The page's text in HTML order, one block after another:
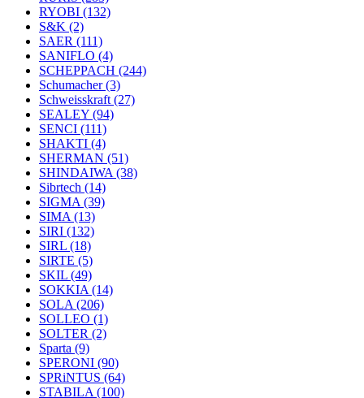
RYOBI (132)
S&K (2)
SAER (111)
SANIFLO (4)
SCHEPPACH (244)
Schumacher(3)
Schweisskraft (27)
SEALEY (94)
SENCI (111)
SHAKTI (4)
SHERMAN (51)
SHINDAIWA (38)
Sibrtech (14)
SIGMA (39)
SIMA (13)
SIRI (132)
SIRL (18)
SIRTE (5)
SKIL (49)
SOKKIA (14)
SOLA (206)
SOLLEO (1)
SOLTER (2)
Sparta (9)
SPERONI (90)
SPRiNTUS (64)
STABILA (100)